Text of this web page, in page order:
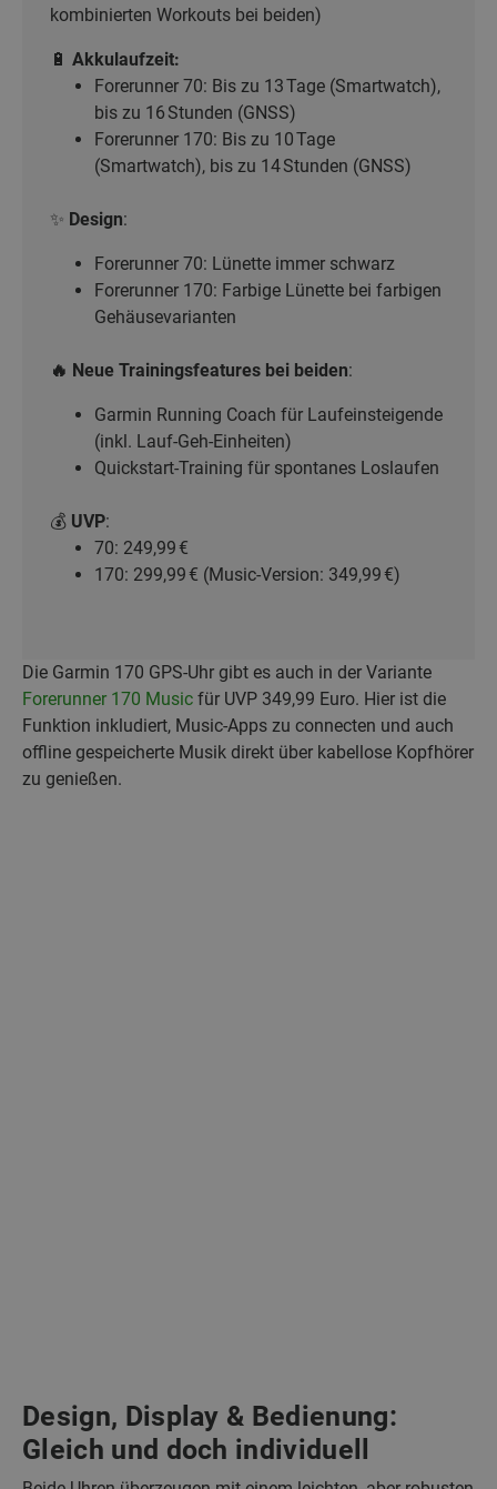
kombinierten Workouts bei beiden)
🔋 Akkulaufzeit:
Forerunner 70: Bis zu 13 Tage (Smartwatch),
bis zu 16 Stunden (GNSS)
Forerunner 170: Bis zu 10 Tage
(Smartwatch), bis zu 14 Stunden (GNSS)
✨ Design:
Forerunner 70: Lünette immer schwarz
Forerunner 170: Farbige Lünette bei farbigen
Gehäusevarianten
🔥 Neue Trainingsfeatures bei beiden:
Garmin Running Coach für Laufeinsteigende
(inkl. Lauf-Geh-Einheiten)
Quickstart-Training für spontanes Loslaufen
💰 UVP:
70: 249,99 €
170: 299,99 € (Music-Version: 349,99 €)
Die Garmin 170 GPS-Uhr gibt es auch in der Variante
Forerunner 170 Music für UVP 349,99 Euro. Hier ist die
Funktion inkludiert, Music-Apps zu connecten und auch
offline gespeicherte Musik direkt über kabellose Kopfhörer
zu genießen.
Design, Display & Bedienung:
Gleich und doch individuell